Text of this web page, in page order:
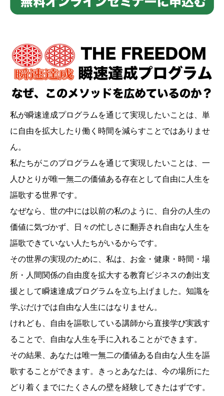
私が瞬速達成プログラムを通じて実現したいことは、単
に自由を拡大したり働く時間を減らすことではありませ
ん。
私たちがこのプログラムを通じて実現したいことは、一
人ひとりが唯一無二の価値ある存在として自由に人生を
謳歌する世界です。
なぜなら、世の中には以前の私のように、自分の人生の
価値に気づかず、日々の忙しさに翻弄され自由な人生を
謳歌できていない人たちがいるからです。
その世界の実現のために、私は、お金・健康・時間・場
所・人間関係の自由度を拡大する教育ビジネスの創出支
援として瞬速達成プログラムを立ち上げました。知識を
学ぶだけでは自由な人生にはなりません。
けれども、自由を謳歌している講師から直接学び実践す
ることで、自由な人生を手に入れることができます。
その結果、あなたは唯一無二の価値ある自由な人生を謳
歌することができます。きっとあなたは、今の場所にた
どり着くまでにたくさんの壁を経験してきたはずです。